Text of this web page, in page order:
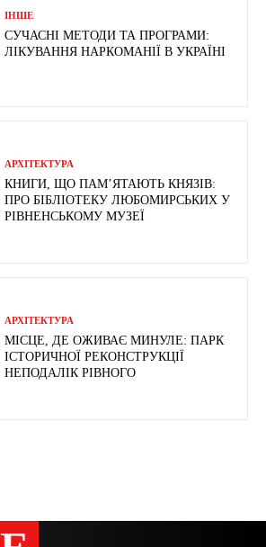
ІНШЕ
СУЧАСНІ МЕТОДИ ТА ПРОГРАМИ:
ЛІКУВАННЯ НАРКОМАНІЇ В УКРАЇНІ
АРХІТЕКТУРА
КНИГИ, ЩО ПАМ’ЯТАЮТЬ КНЯЗІВ:
ПРО БІБЛІОТЕКУ ЛЮБОМИРСЬКИХ У
РІВНЕНСЬКОМУ МУЗЕЇ
АРХІТЕКТУРА
МІСЦЕ, ДЕ ОЖИВАЄ МИНУЛЕ: ПАРК
ІСТОРИЧНОЇ РЕКОНСТРУКЦІЇ
НЕПОДАЛІК РІВНОГО